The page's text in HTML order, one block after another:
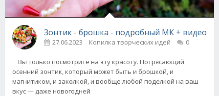
Зонтик - брошка - подробный МК + видео
27.06.2023 Копилка творческих идей 0
Вы только посмотрите на эту красоту. Потрясающий
осенний зонтик, который может быть и брошкой, и
магнитиком, и заколкой, и вообще любой поделкой на ваш
вкус — даже новогодней